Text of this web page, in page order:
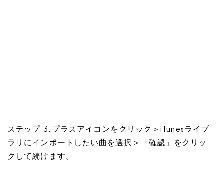
ステップ 3. プラスアイコンをクリック＞iTunesライブ
ラリにインポートしたい曲を選択＞「確認」をクリッ
クして続けます。